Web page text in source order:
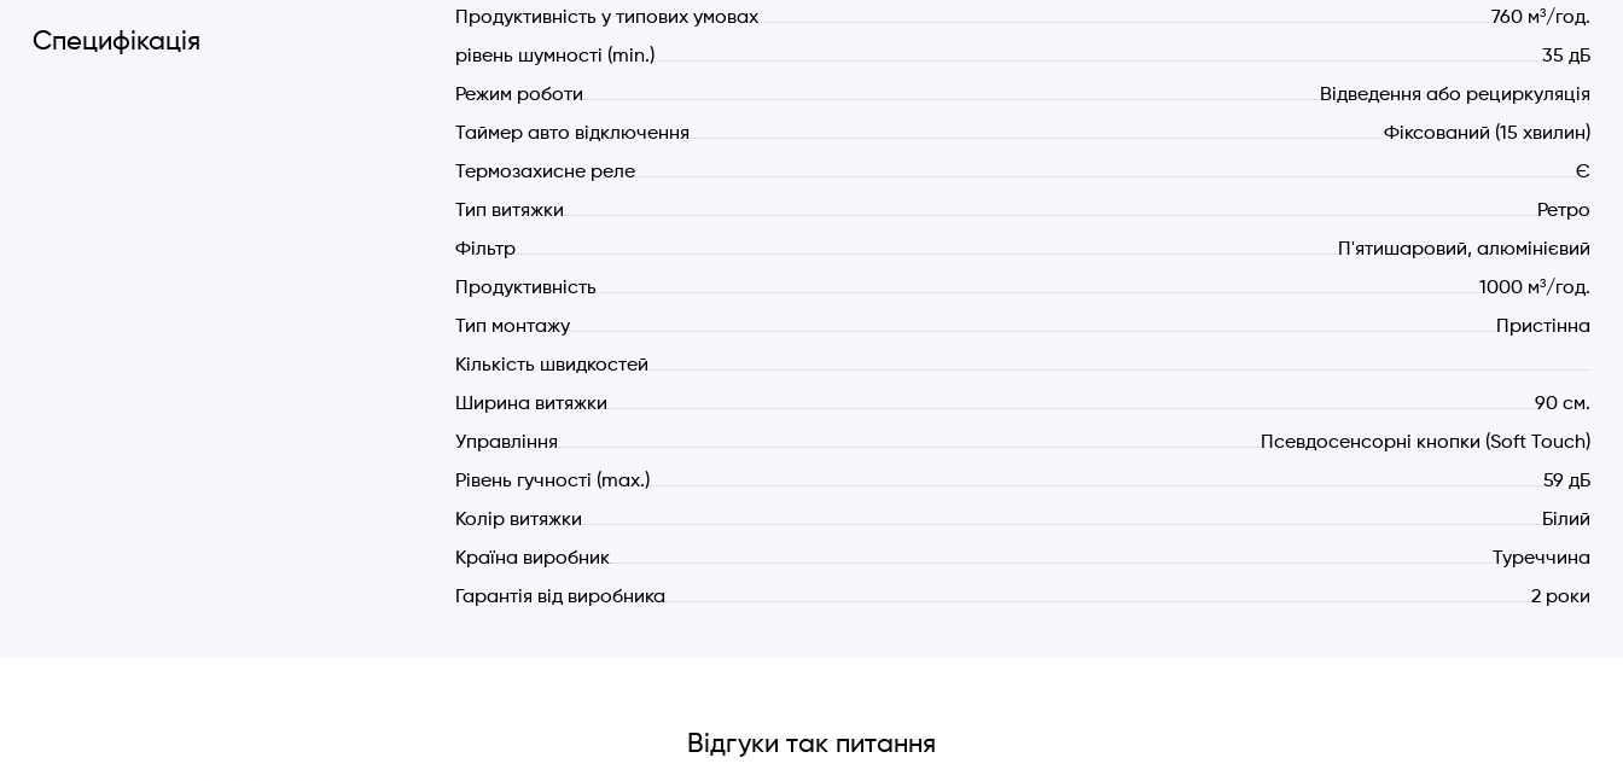
Специфікація
Продуктивність у типових умовах
760 м³/год.
рівень шумності (min.)
35 дБ
Режим роботи
Відведення або рециркуляція
Таймер авто відключення
Фіксований (15 хвилин)
Термозахисне реле
Є
Тип витяжки
Ретро
Фільтр
П'ятишаровий, алюмінієвий
Продуктивність
1000 м³/год.
Тип монтажу
Пристінна
Кількість швидкостей
Ширина витяжки
90 см.
Управління
Псевдосенсорні кнопки (Soft Touch)
Рівень гучності (max.)
59 дБ
Колір витяжки
Білий
Країна виробник
Туреччина
Гарантія від виробника
2 роки
Відгуки так питання